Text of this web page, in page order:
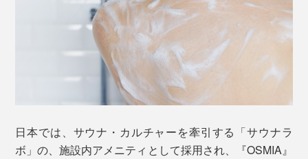
日本では、サウナ・カルチャーを牽引する「サウナラ
ボ」の、施設内アメニティとして採用され、『OSMIA』